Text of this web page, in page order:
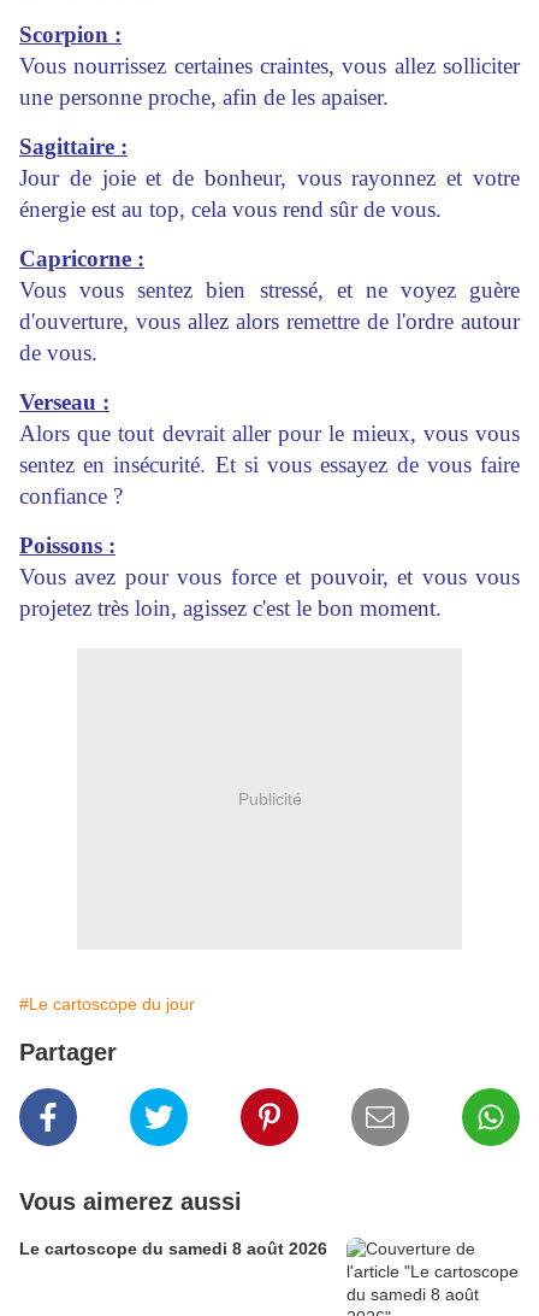
Scorpion :
Vous nourrissez certaines craintes, vous allez solliciter
une personne proche, afin de les apaiser.
Sagittaire :
Jour de joie et de bonheur, vous rayonnez et votre
énergie est au top, cela vous rend sûr de vous.
Capricorne :
Vous vous sentez bien stressé, et ne voyez guère
d'ouverture, vous allez alors remettre de l'ordre autour
de vous.
Verseau :
Alors que tout devrait aller pour le mieux, vous vous
sentez en insécurité. Et si vous essayez de vous faire
confiance ?
Poissons :
Vous avez pour vous force et pouvoir, et vous vous
projetez très loin, agissez c'est le bon moment.
Publicité
#Le cartoscope du jour
Partager
Vous aimerez aussi
Le cartoscope du samedi 8 août 2026